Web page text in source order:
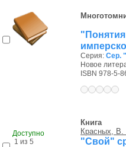
Серия: Сер.
Новое
ISBN 978-5-
Доступно
1 из 5
Книга
Красных,
"Свой"